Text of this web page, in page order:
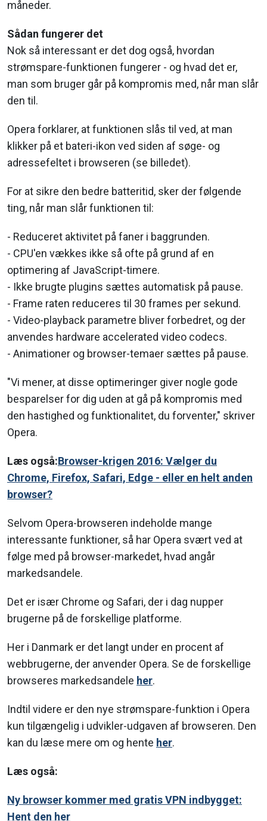
måneder.
Sådan fungerer det
Nok så interessant er det dog også, hvordan
strømspare-funktionen fungerer - og hvad det er,
man som bruger går på kompromis med, når man slår
den til.
Opera forklarer, at funktionen slås til ved, at man
klikker på et bateri-ikon ved siden af søge- og
adressefeltet i browseren (se billedet).
For at sikre den bedre batteritid, sker der følgende
ting, når man slår funktionen til:
- Reduceret aktivitet på faner i baggrunden.
- CPU'en vækkes ikke så ofte på grund af en
optimering af JavaScript-timere.
- Ikke brugte plugins sættes automatisk på pause.
- Frame raten reduceres til 30 frames per sekund.
- Video-playback parametre bliver forbedret, og der
anvendes hardware accelerated video codecs.
- Animationer og browser-temaer sættes på pause.
"Vi mener, at disse optimeringer giver nogle gode
besparelser for dig uden at gå på kompromis med
den hastighed og funktionalitet, du forventer," skriver
Opera.
Læs også:Browser-krigen 2016: Vælger du
Chrome, Firefox, Safari, Edge - eller en helt anden
browser?
Selvom Opera-browseren indeholde mange
interessante funktioner, så har Opera svært ved at
følge med på browser-markedet, hvad angår
markedsandele.
Det er især Chrome og Safari, der i dag nupper
brugerne på de forskellige platforme.
Her i Danmark er det langt under en procent af
webbrugerne, der anvender Opera. Se de forskellige
browseres markedsandele her.
Indtil videre er den nye strømspare-funktion i Opera
kun tilgængelig i udvikler-udgaven af browseren. Den
kan du læse mere om og hente her.
Læs også:
Ny browser kommer med gratis VPN indbygget:
Hent den her